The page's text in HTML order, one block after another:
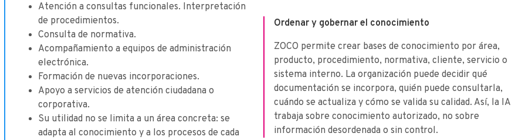
Atención a consultas funcionales. Interpretación
de procedimientos.
Consulta de normativa.
Acompañamiento a equipos de administración
electrónica.
Formación de nuevas incorporaciones.
Apoyo a servicios de atención ciudadana o
corporativa.
Su utilidad no se limita a un área concreta: se
adapta al conocimiento y a los procesos de cada
Ordenar y gobernar el conocimiento
ZOCO permite crear bases de conocimiento por área,
producto, procedimiento, normativa, cliente, servicio o
sistema interno. La organización puede decidir qué
documentación se incorpora, quién puede consultarla,
cuándo se actualiza y cómo se valida su calidad. Así, la IA
trabaja sobre conocimiento autorizado, no sobre
información desordenada o sin control.